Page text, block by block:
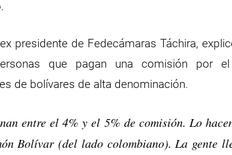
presidente de Fedecámaras Táchira,
que pagan una comisión por
de bolívares de alta denominación.
entre el 4% y el 5% de comisión. Lo
Bolívar (del lado colombiano). La gente